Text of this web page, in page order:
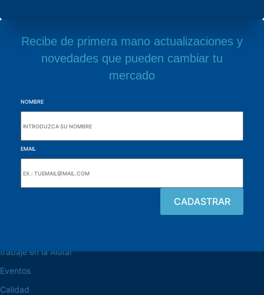
Recibe de primera mano actualizaciones y
novedades que pueden cambiar tu
mercado
NOMBRE
EMAIL
trabaje en la Alutal
Eventos
Calidad